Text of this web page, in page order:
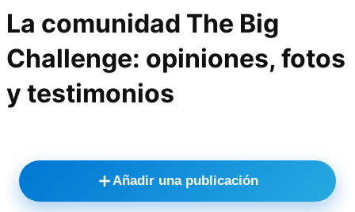
La comunidad The Big
Challenge: opiniones, fotos
y testimonios
Añadir una publicación